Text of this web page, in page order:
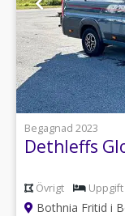
Begagnad 2023
Dethleffs
Övrigt
Bothnia Fritid i